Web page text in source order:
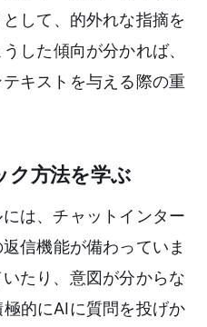
して、的外れな指摘を
した傾向が分かれば、
キストを与える際の重
ク方法を学ぶ
は、チャットインター
信機能が備わっていま
たり、意図が分からな
的にAIに質問を投げか